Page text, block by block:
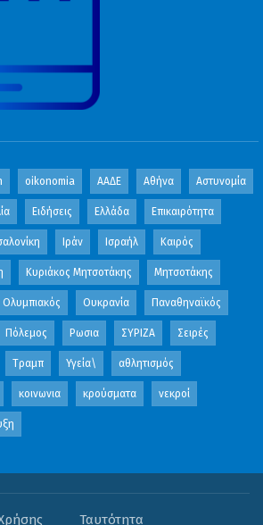
oikonomia ΑΑΔΕ Αθήνα Αστυνομία
Ειδήσεις Ελλάδα Επικαιρότητα
Ιράν Ισραήλ Καιρός
Κυριάκος Μητσοτάκης Μητσοτάκης
Ολυμπιακός Ουκρανία Παναθηναϊκός
Πόλεμος Ρωσια ΣΥΡΙΖΑ Σειρές
Τραμπ Υγεία\ αθλητισμός
κοινωνια κρούσματα νεκροί
Ταυτότητα